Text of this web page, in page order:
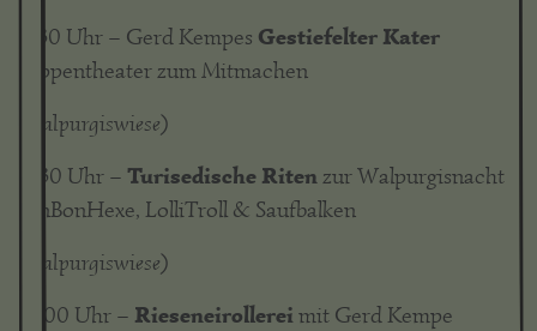
18:30 Uhr – Gerd Kempes Gestiefelter Kater
Puppentheater zum Mitmachen
(Walpurgiswiese)
19:30 Uhr – Turisedische Ritenzur Walpurgisnacht
BonBonHexe, LolliTroll & Saufbalken
(Walpurgiswiese)
20:00 Uhr – Rieseneirollereimit Gerd Kempe